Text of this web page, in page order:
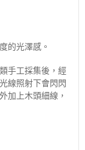
的光澤感。
手工採集後，經
線照射下會閃閃
加上木頭細線，